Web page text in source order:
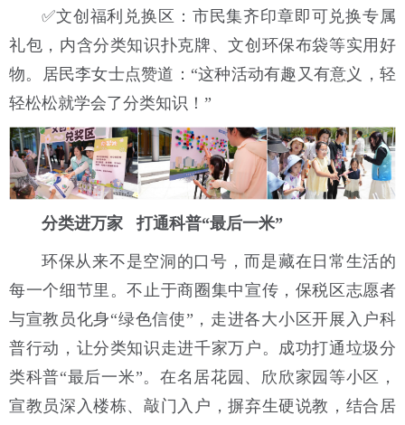
✅文创福利兑换区：市民集齐印章即可兑换专属
礼包，内含分类知识扑克牌、文创环保布袋等实用好
物。居民李女士点赞道：“这种活动有趣又有意义，轻
轻松松就学会了分类知识！”
分类进万家 打通科普“最后一米”
环保从来不是空洞的口号，而是藏在日常生活的
每一个细节里。不止于商圈集中宣传，保税区志愿者
与宣教员化身“绿色信使”，走进各大小区开展入户科
普行动，让分类知识走进千家万户。成功打通垃圾分
类科普“最后一米”。在名居花园、欣欣家园等小区，
宣教员深入楼栋、敲门入户，摒弃生硬说教，结合居